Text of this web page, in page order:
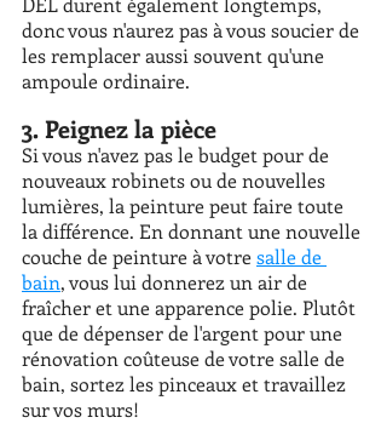
donc vous n'aurez pas à vous soucier de
les remplacer aussi souvent qu'une
ampoule ordinaire.
3. Peignez la pièce
Si vous n'avez pas le budget pour de
nouveaux robinets ou de nouvelles
lumières, la peinture peut faire toute
la différence. En donnant une nouvelle
couche de peinture à votre salle de
bain, vous lui donnerez un air de
fraîcher et une apparence polie. Plutôt
que de dépenser de l'argent pour une
rénovation coûteuse de votre salle de
bain, sortez les pinceaux et travaillez
sur vos murs!